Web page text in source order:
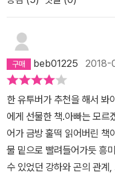
식, 형제도 다시 가족이 될
둘이든 열이든, 맨날 지지
모 작가 첫인상이 좋다. 다
각이다.
마치 맑은 공기가 그 사람
파열을 반복한 끝에 가장 고
는 소리, 온몸이 떨림판이 되
들과 부딪혀 공명하는 소리
구차한 물리적 존재들과 달
의 절대량을 보유하고 있어
다.”서사와 감각이 한 뭉치
하나에서 책 한 권이 나왔
까.라는 생각.어쩌면 아름답
삶을 살아야 하는 것인지에
기고, 끝까지 그 자체로 완
지 않았다. 비좁은 세상을 포
속보로 알아야 할 필요가 없
위해 애쓸 필요없고 속도를
어야 할 이유도 없는, 아다
영하거나 미래를 예측하지
되지 않으니 어느 순간에도
에게 붙은, 언제 바뀌어도
beb01225 2018-
한 유투버가 추천을 해서 봐
에게 선물한 책.아빠는 모르
어가 금방 훌떡 읽어버린 책
물 밑으로 빨려들어가듯 흥
수 있었던 강하와 곤의 관계